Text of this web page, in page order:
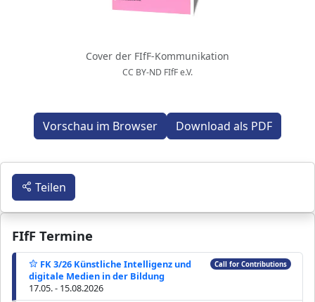
Cover der FIfF-Kommunikation
CC BY-ND FIfF e.V.
Vorschau im Browser Download als PDF
FIfF Termine
FK 3/26 Künstliche Intelligenz und
digitale Medien in der Bildung
17.05. - 15.08.2026
Call for Contributions
Teilen